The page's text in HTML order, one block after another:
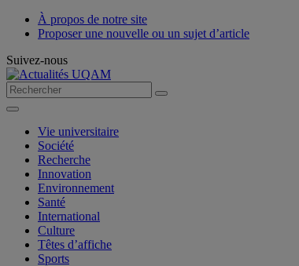
À propos de notre site
Proposer une nouvelle ou un sujet d’article
Suivez-nous
Vie universitaire
Société
Recherche
Innovation
Environnement
Santé
International
Culture
Têtes d’affiche
Sports